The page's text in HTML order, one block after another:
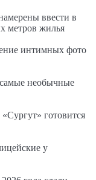
ввести в
метров жилья
интимных фото
необычные
готовится
у